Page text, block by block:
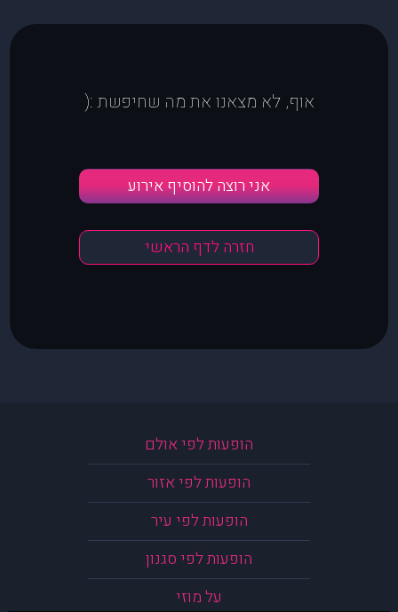
אוף, לא מצאנו את מה שחיפשת :(
אני רוצה להוסיף אירוע
חזרה לדף הראשי
הופעות לפי אולם
הופעות לפי אזור
הופעות לפי עיר
הופעות לפי סגנון
על מוזי